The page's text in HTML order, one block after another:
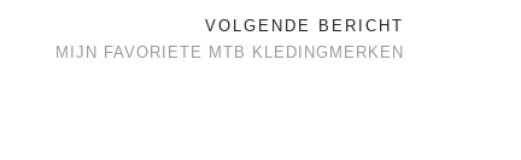
VOLGENDE BERICHT
MIJN FAVORIETE MTB KLEDINGMERKEN